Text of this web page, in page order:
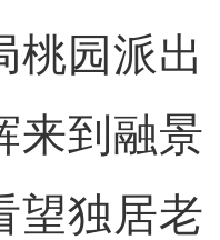
桃园派出
来到融景
望独居老